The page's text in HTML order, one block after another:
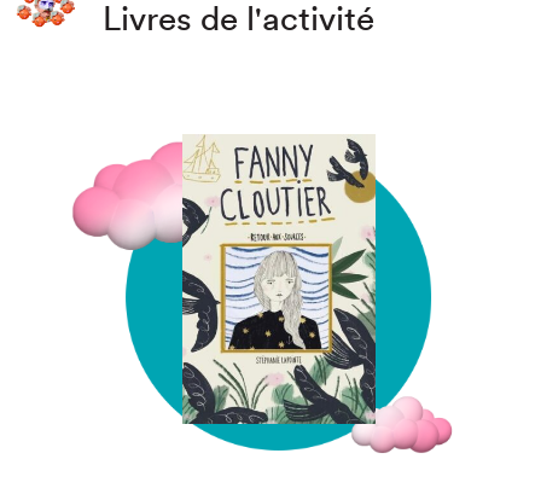
Livres de l'activité